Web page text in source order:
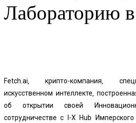
Лабораторию
Fetch.ai‚ крипто-компания‚
искусственном интеллекте‚
об открытии своей
сотрудничестве с I-X Hub